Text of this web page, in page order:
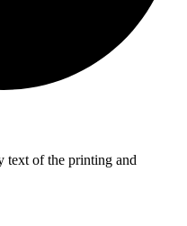
text of the printing and